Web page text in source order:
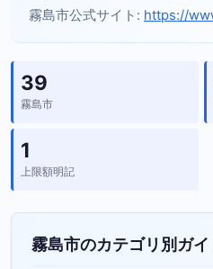
霧島市公式サイト: https://
39
霧島市
1
上限額明記
霧島市のカテゴリ別ガイ